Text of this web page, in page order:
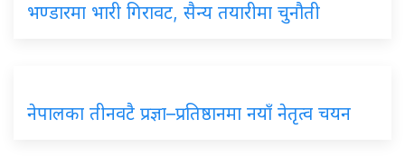
भण्डारमा भारी गिरावट, सैन्य तयारीमा चुनौती
नेपालका तीनवटै प्रज्ञा–प्रतिष्ठानमा नयाँ नेतृत्व चयन